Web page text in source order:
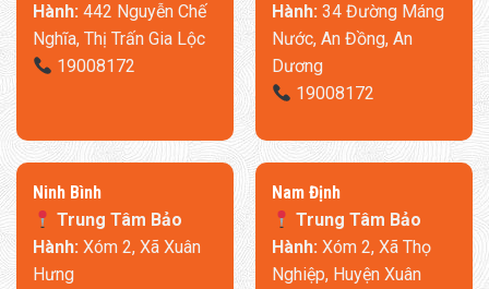
Hành:442 Nguyễn Chế
Nghĩa, Thị Trấn Gia Lộc
19008172
Hành:34 Đường Máng
Nước, An Đồng, An
Dương
19008172
Ninh Bình
Trung Tâm Bảo
Hành:Xóm 2, Xã Xuân
Hưng
​Nam Định
Trung Tâm Bảo
Hành:Xóm 2, Xã Thọ
Nghiệp, Huyện Xuân